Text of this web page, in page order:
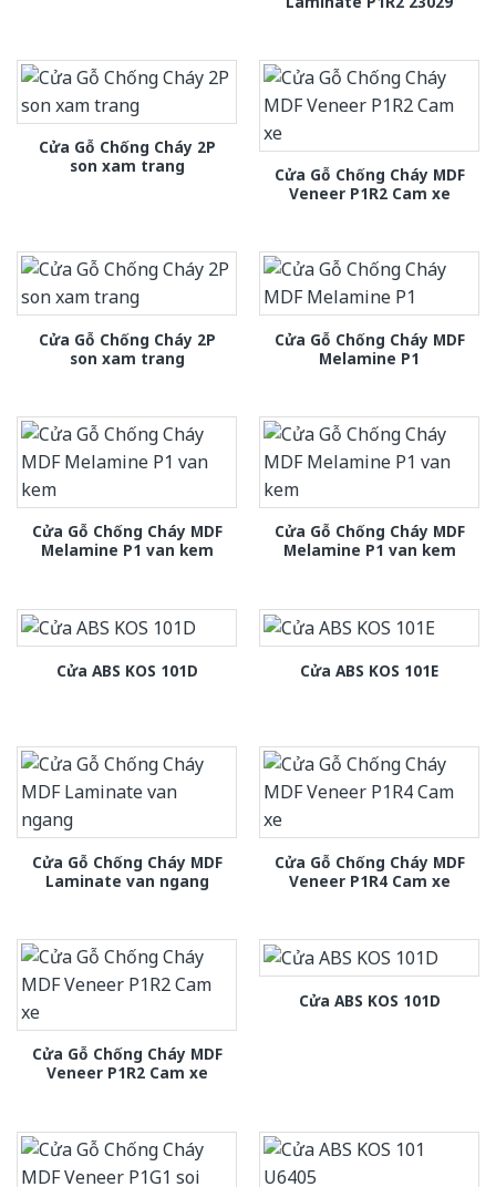
Cửa Gỗ Chống Cháy 2P
son xam trang
Cửa Gỗ Chống Cháy MDF
Veneer P1R2 Cam xe
Cửa Gỗ Chống Cháy 2P
son xam trang
Cửa Gỗ Chống Cháy MDF
Melamine P1
Cửa Gỗ Chống Cháy MDF
Melamine P1 van kem
Cửa Gỗ Chống Cháy MDF
Melamine P1 van kem
Cửa ABS KOS 101D Cửa ABS KOS 101E
Cửa Gỗ Chống Cháy MDF
Laminate van ngang
Cửa Gỗ Chống Cháy MDF
Veneer P1R4 Cam xe
Cửa Gỗ Chống Cháy MDF
Veneer P1R2 Cam xe
Cửa ABS KOS 101D